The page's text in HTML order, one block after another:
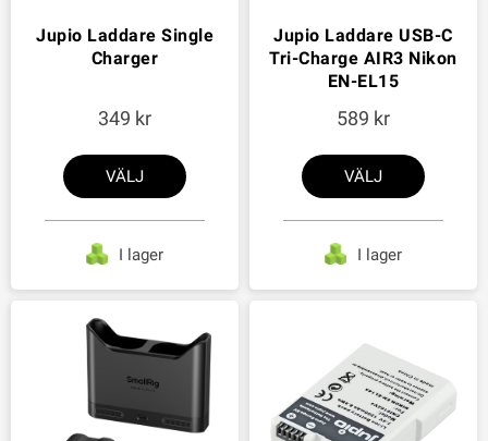
Jupio Laddare Single
Charger
349
VÄLJ
I lager
Jupio Laddare USB-C
Tri-Charge AIR3 Nikon
EN-EL15
589
VÄLJ
I lager